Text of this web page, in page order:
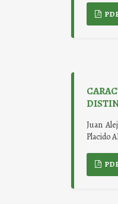
Juan
Placido